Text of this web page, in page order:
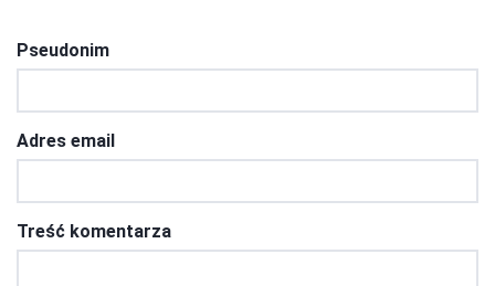
Pseudonim
Adres email
Treść komentarza